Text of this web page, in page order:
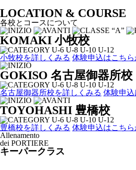
LOCATION & COURSE
各校とコースについて
KOMAKI 小牧校
小牧校を詳しくみる 体験申込はこちら
GOKISO 名古屋御器所校
名古屋御器所校を詳しくみる 体験申
TOYOHASHI 豊橋校
豊橋校を詳しくみる 体験申込はこちら
Allenamento
dei PORTIERE
キーパークラス